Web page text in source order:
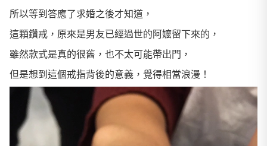
所以等到答應了求婚之後才知道，
這顆鑽戒，原來是男友已經過世的阿嬤留下來的，
雖然款式是真的很舊，也不太可能帶出門，
但是想到這個戒指背後的意義，覺得相當浪漫！